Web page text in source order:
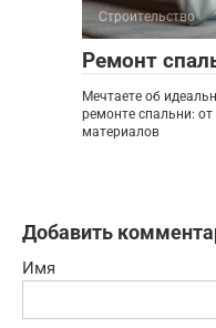
Строительство
Ремонт
Мечтаете об
ремонте спальни:
материалов
Добавить
Имя